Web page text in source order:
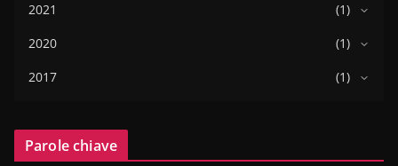
2021
(1)
2020
(1)
2017
(1)
Parole chiave